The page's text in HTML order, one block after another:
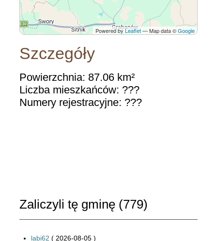
Powered byLeaflet— Map data ©Google
Szczegóły
Powierzchnia: 87.06 km²
Liczba mieszkańców: ???
Numery rejestracyjne: ???
Zaliczyli tę gminę (779)
labi62 ( 2026-08-05 )